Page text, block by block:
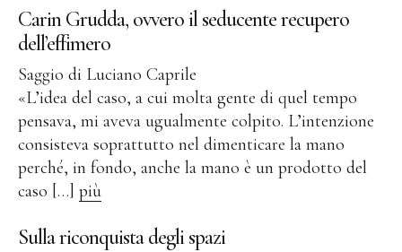
Fonderia
Fonderia Roma
Blau Miau
Il Re Sognatore
Il Salto
Fonderia Volvera/Torino
Carin Grudda, ovvero il seducente recupero
dell’effimero
Saggio di Luciano Caprile
«L’idea del caso, a cui molta gente di quel tempo
pensava, mi aveva ugualmente colpito. L’intenzione
consisteva soprattutto nel dimenticare la mano
perché, in fondo, anche la mano è un prodotto del
caso […] più
Sulla riconquista degli spazi